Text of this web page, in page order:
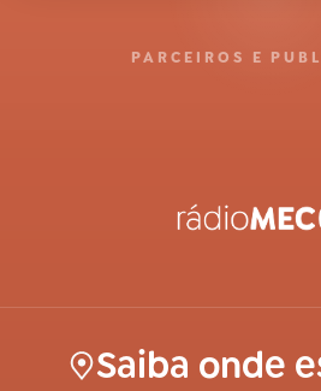
PARCEIROS E
Saiba onde